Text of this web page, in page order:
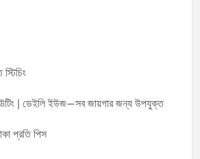
| ডেইলি ইউজ—সব জায়গার জন্য উপযুক্ত
প্রতি পিস